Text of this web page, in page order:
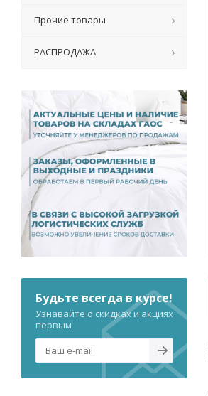
Прочие товары
РАСПРОДАЖА
Будьте всегда в курсе!
Узнавайте о скидках и акциях
первым